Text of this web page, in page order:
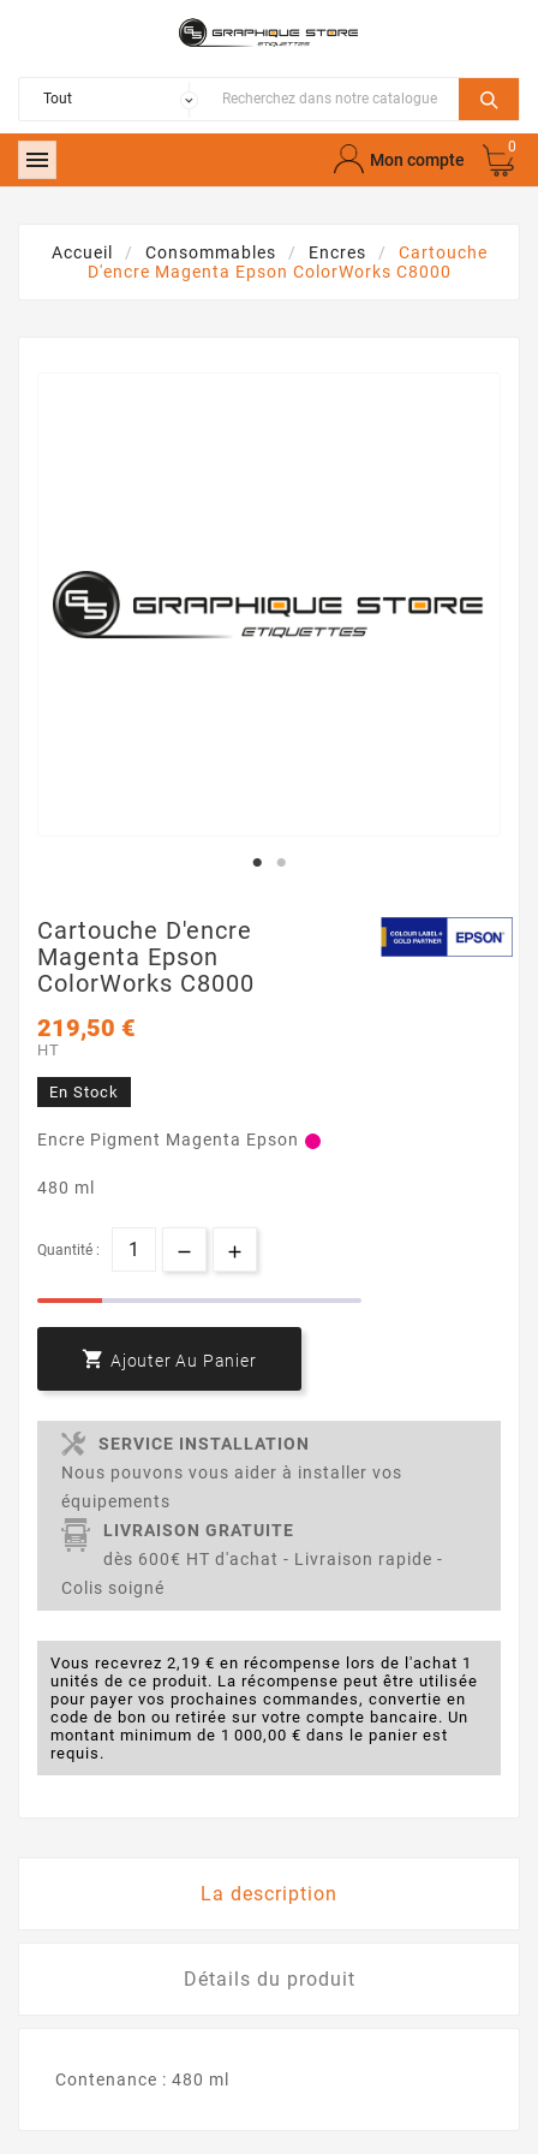
 Mon compte
0
Accueil Consommables Encres
Cartouche
D'encre Magenta Epson ColorWorks C8000
Cartouche D'encre
Magenta Epson
ColorWorks C8000
219,50 €
HT
En Stock
Encre Pigment Magenta Epson
480 ml
Quantité :
 Ajouter Au Panier
SERVICE INSTALLATION
Nous pouvons vous aider à installer vos
équipements
LIVRAISON GRATUITE
dès 600€ HT d'achat - Livraison rapide -
Colis soigné
Vous recevrez 2,19 € en récompense lors de l'achat 1
unités de ce produit. La récompense peut être utilisée
pour payer vos prochaines commandes, convertie en
code de bon ou retirée sur votre compte bancaire. Un
montant minimum de 1 000,00 € dans le panier est
requis.
La description
Détails du produit
Contenance : 480 ml